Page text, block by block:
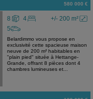
580 000 €
+/- 200 m²
8
4
5
Belardimmo vous propose en
exclusivité cette spacieuse maison
neuve de 200 m² habitables en
"plain pied" située à Hettange-
Grande, offrant 8 pièces dont 4
chambres lumineuses et...